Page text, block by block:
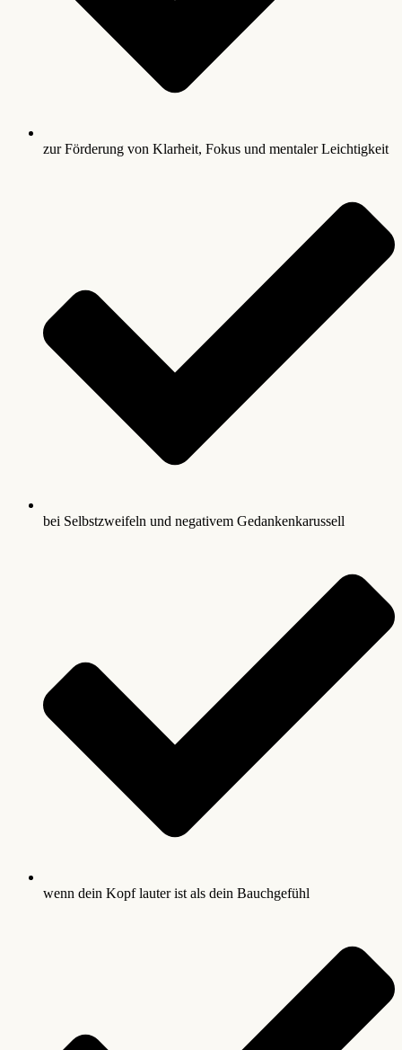
zur Förderung von Klarheit, Fokus und mentaler Leichtigkeit
bei Selbstzweifeln und negativem Gedankenkarussell
wenn dein Kopf lauter ist als dein Bauchgefühl